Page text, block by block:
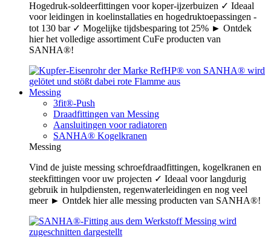
Hogedruk-soldeerfittingen voor koper-ijzerbuizen ✓ Ideaal
voor leidingen in koelinstallaties en hogedruktoepassingen -
tot 130 bar ✓ Mogelijke tijdsbesparing tot 25% ► Ontdek
hier het volledige assortiment CuFe producten van
SANHA®!
Messing
3fit®-Push
Draadfittingen van Messing
Aansluitingen voor radiatoren
SANHA® Kogelkranen
Messing
Vind de juiste messing schroefdraadfittingen, kogelkranen en
steekfittingen voor uw projecten ✓ Ideaal voor langdurig
gebruik in hulpdiensten, regenwaterleidingen en nog veel
meer ► Ontdek hier alle messing producten van SANHA®!